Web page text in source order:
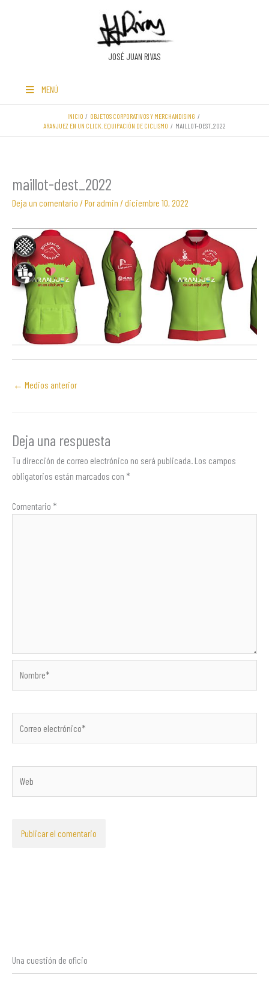
JOSÉ JUAN RIVAS
MENÚ
INICIO
OBJETOS CORPORATIVOS Y MERCHANDISING
ARANJUEZ EN UN CLICK. EQUIPACIÓN DE CICLISMO
MAILLOT-DEST_2022
maillot-dest_2022
Deja un comentario / Poradmin /diciembre 10, 2022
← Medios anterior
Deja una respuesta
Tu dirección de correo electrónico no será publicada. Los campos
obligatorios están marcados con *
Comentario *
electrónico*
Una cuestión de oficio